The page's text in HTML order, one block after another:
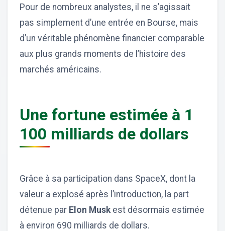
Pour de nombreux analystes, il ne s’agissait
pas simplement d’une entrée en Bourse, mais
d’un véritable phénomène financier comparable
aux plus grands moments de l’histoire des
marchés américains.
Une fortune estimée à 1
100 milliards de dollars
Grâce à sa participation dans SpaceX, dont la
valeur a explosé après l’introduction, la part
détenue par Elon Musk est désormais estimée
à environ 690 milliards de dollars.